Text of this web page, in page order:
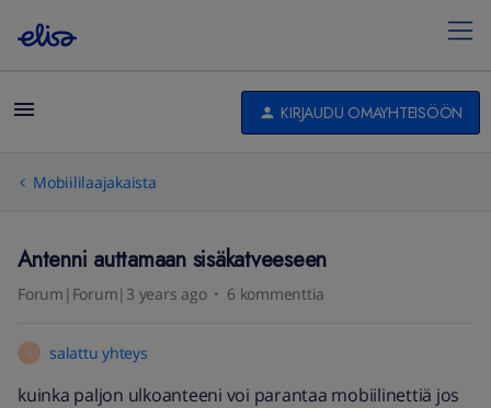
KIRJAUDU OMAYHTEISÖÖN
Mobiililaajakaista
Antenni auttamaan sisäkatveeseen
Forum|Forum|3 years ago 6 kommenttia
S salattu yhteys
kuinka paljon ulkoanteeni voi parantaa mobiilinettiä jos